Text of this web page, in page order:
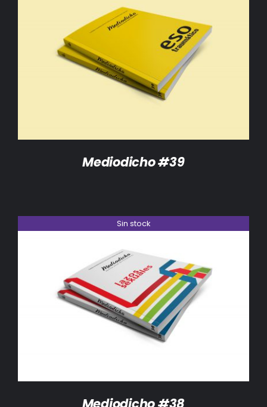
Mediodicho #39
Sin stock
DETALLES